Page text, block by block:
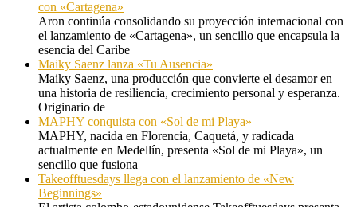
con «Cartagena»
Aron continúa consolidando su proyección internacional con
el lanzamiento de «Cartagena», un sencillo que encapsula la
esencia del Caribe
Maiky Saenz lanza «Tu Ausencia»
Maiky Saenz, una producción que convierte el desamor en
una historia de resiliencia, crecimiento personal y esperanza.
Originario de
MAPHY conquista con «Sol de mi Playa»
MAPHY, nacida en Florencia, Caquetá, y radicada
actualmente en Medellín, presenta «Sol de mi Playa», un
sencillo que fusiona
Takeofftuesdays llega con el lanzamiento de «New
Beginnings»